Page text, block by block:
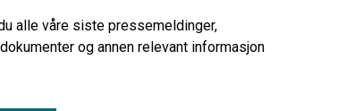
Jernbaneforbund (NJF) stopper i dag
togene i to minutter i protest mot
innføring av EUs fjerde Jernbanepakke.
alle våre siste pressemeldinger,
og annen relevant informasjon